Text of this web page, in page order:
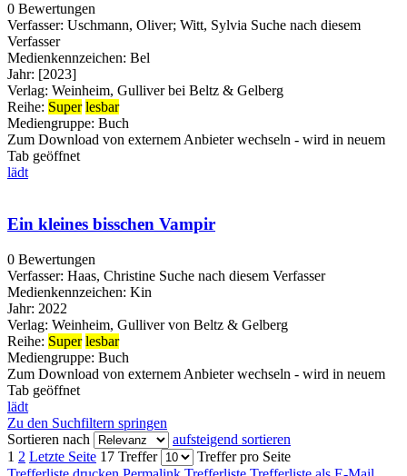
0 Bewertungen
Verfasser: Uschmann, Oliver; Witt, Sylvia Suche nach diesem
Verfasser
Medienkennzeichen: Bel
Jahr: [2023]
Verlag: Weinheim, Gulliver bei Beltz & Gelberg
Reihe: Super lesbar
Mediengruppe: Buch
Zum Download von externem Anbieter wechseln - wird in neuem
Tab geöffnet
lädt
Ein kleines bisschen Vampir
0 Bewertungen
Verfasser: Haas, Christine Suche nach diesem Verfasser
Medienkennzeichen: Kin
Jahr: 2022
Verlag: Weinheim, Gulliver von Beltz & Gelberg
Reihe: Super lesbar
Mediengruppe: Buch
Zum Download von externem Anbieter wechseln - wird in neuem
Tab geöffnet
lädt
Zu den Suchfiltern springen
Sortieren nach
aufsteigend sortieren
1 2 Letzte Seite 17 Treffer
Treffer pro Seite